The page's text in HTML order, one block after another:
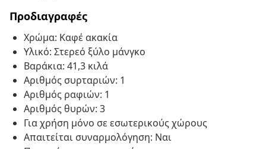
Προδιαγραφές
Χρώμα: Καφέ ακακία
Υλικό: Στερεό ξύλο μάνγκο
Βαράκια: 41,3 κιλά
Αριθμός συρταριών: 1
Αριθμός ραφιών: 1
Αριθμός θυρών: 3
Για χρήση μόνο σε εσωτερικούς χώρους
Απαιτείται συναρμολόγηση: Ναι